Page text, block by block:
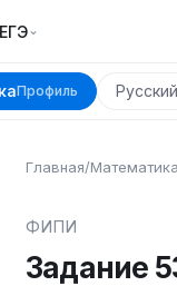
ЕГЭ⌄
Профиль
Главная/Математика
ФИПИ
Задание